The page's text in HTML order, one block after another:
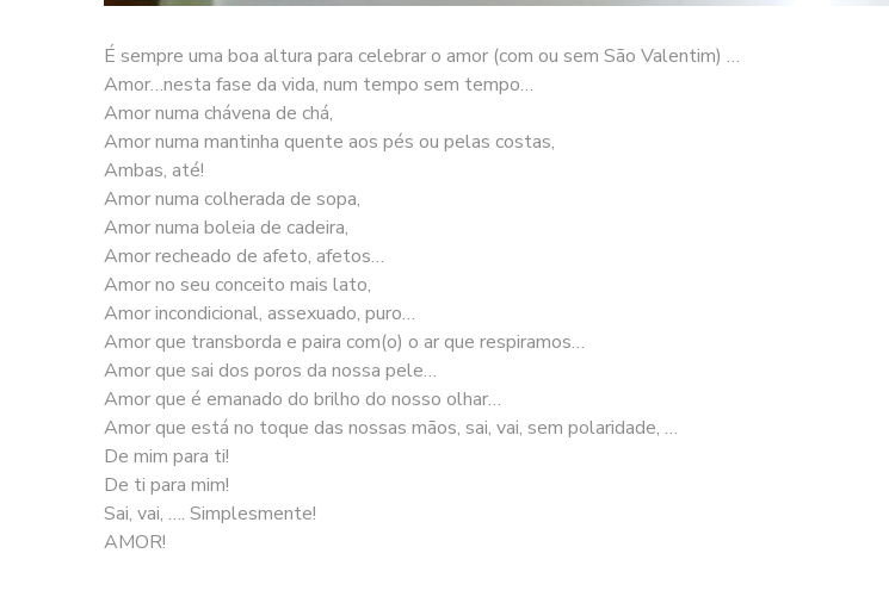
É sempre uma boa altura para celebrar o amor (com ou sem São Valentim) …
Amor…nesta fase da vida, num tempo sem tempo…
Amor numa chávena de chá,
Amor numa mantinha quente aos pés ou pelas costas,
Ambas, até!
Amor numa colherada de sopa,
Amor numa boleia de cadeira,
Amor recheado de afeto, afetos…
Amor no seu conceito mais lato,
Amor incondicional, assexuado, puro…
Amor que transborda e paira com(o) o ar que respiramos…
Amor que sai dos poros da nossa pele…
Amor que é emanado do brilho do nosso olhar…
Amor que está no toque das nossas mãos, sai, vai, sem polaridade, …
De mim para ti!
De ti para mim!
Sai, vai, …. Simplesmente!
AMOR!